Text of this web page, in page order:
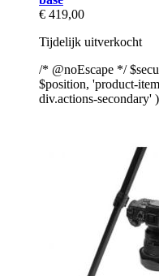
€ 419,00
Tijdelijk uitverkocht
/* @noEscape */
$position, 'product-
div.actions-secondary'